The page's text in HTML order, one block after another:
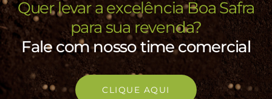
Quer levar a excelência Boa Safra
para sua revenda?
Fale com nosso time comercial
CLIQUE AQUI